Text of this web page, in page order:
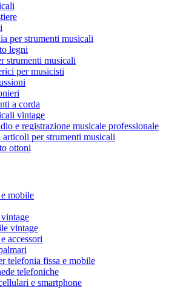
per strumenti musicali
legni
strumenti musicali
per musicisti
a corda
vintage
e registrazione musicale professionale
per strumenti musicali
ottoni
mobile
vintage
accessori
telefonia fissa e mobile
telefoniche
e smartphone